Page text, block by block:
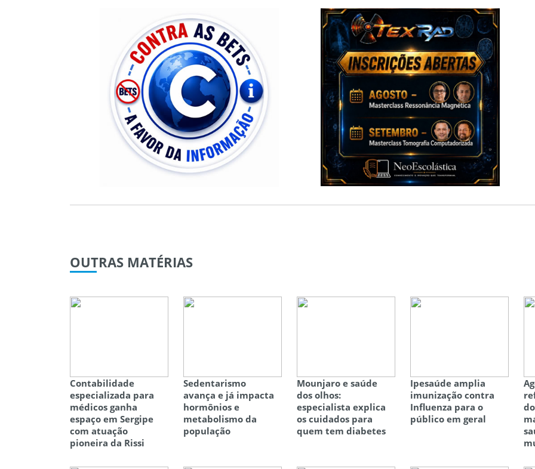
OUTRAS MATÉRIAS
Contabilidade
especializada para
médicos ganha
espaço em Sergipe
com atuação
pioneira da Rissi
Sedentarismo
avança e já impacta
hormônios e
metabolismo da
população
Mounjaro e saúde
dos olhos:
especialista explica
os cuidados para
quem tem diabetes
Ipesaúde amplia
imunização contra
Influenza para o
público em geral